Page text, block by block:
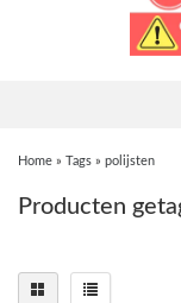
Home » Tags » polijsten
Producten